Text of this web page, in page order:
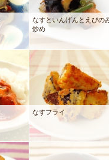
なすといんげんとえびの
炒め
なすフライ